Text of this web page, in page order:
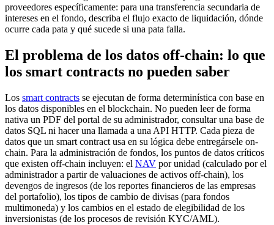
proveedores específicamente: para una transferencia secundaria de
intereses en el fondo, describa el flujo exacto de liquidación, dónde
ocurre cada pata y qué sucede si una pata falla.
El problema de los datos off-chain: lo que
los smart contracts no pueden saber
Los smart contracts se ejecutan de forma determinística con base en
los datos disponibles en el blockchain. No pueden leer de forma
nativa un PDF del portal de su administrador, consultar una base de
datos SQL ni hacer una llamada a una API HTTP. Cada pieza de
datos que un smart contract usa en su lógica debe entregársele on-
chain. Para la administración de fondos, los puntos de datos críticos
que existen off-chain incluyen: el NAV por unidad (calculado por el
administrador a partir de valuaciones de activos off-chain), los
devengos de ingresos (de los reportes financieros de las empresas
del portafolio), los tipos de cambio de divisas (para fondos
multimoneda) y los cambios en el estado de elegibilidad de los
inversionistas (de los procesos de revisión KYC/AML).